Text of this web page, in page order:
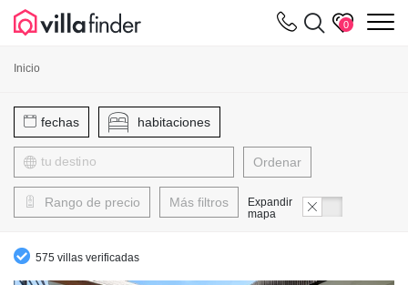
0
Inicio
fechas habitaciones
Ordenar
Rango de precio Más filtros
Expandir
mapa
575 villas verificadas
Panel de gestión de cookies